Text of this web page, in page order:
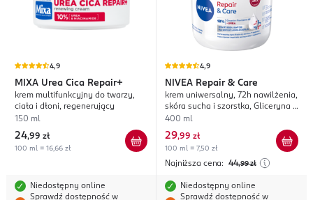
4,9
MIXA Urea Cica Repair+
krem multifunkcyjny do twarzy,
ciała i dłoni, regenerujący
150 ml
24,99 zł
100 ml = 16,66 zł
Niedostępny online
Sprawdź dostępność w
4,9
NIVEA Repair & Care
krem uniwersalny, 72h nawilżenia,
skóra sucha i szorstka, Gliceryna i
Mocznik
400 ml
29,99 zł
100 ml = 7,50 zł
Najniższa cena: 44,99 zł
Niedostępny online
Sprawdź dostępność w